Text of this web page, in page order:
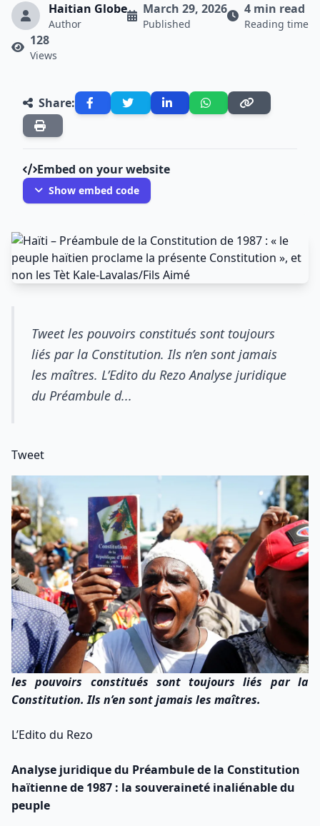
Haitian Globe
Author
March 29, 2026
Published
4 min read
Reading time
128
Views
Share:
Embed on your website
Show embed code
Tweet les pouvoirs constitués sont toujours
liés par la Constitution. Ils n’en sont jamais
les maîtres. L’Edito du Rezo Analyse juridique
du Préambule d...
Tweet
les pouvoirs constitués sont toujours liés par la
Constitution. Ils n’en sont jamais les maîtres.
L’Edito du Rezo
Analyse juridique du Préambule de la Constitution
haïtienne de 1987 : la souveraineté inaliénable du
peuple